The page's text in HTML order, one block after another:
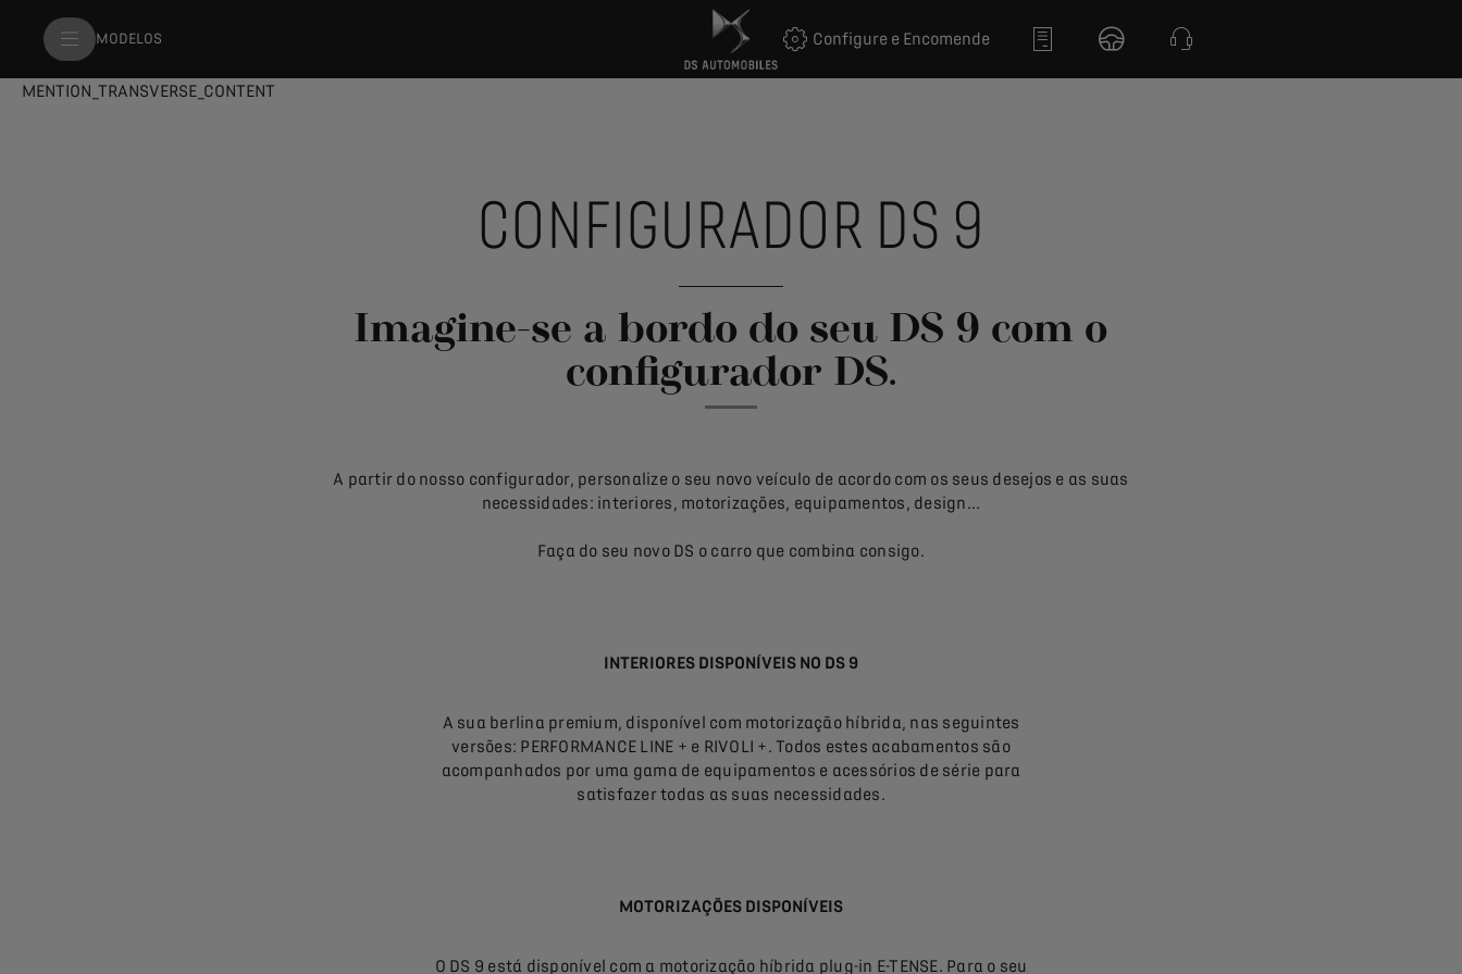
MODELOS Configure e Encomende
MENTION_TRANSVERSE_CONTENT
CONFIGURADOR DS 9
Imagine-se a bordo do seu DS 9 com o
configurador DS.
A partir do nosso configurador, personalize o seu novo veículo de acordo com os seus desejos e as suas
necessidades: interiores, motorizações, equipamentos, design...
Faça do seu novo DS o carro que combina consigo.
INTERIORES DISPONÍVEIS NO DS 9
A sua berlina premium, disponível com motorização híbrida, nas seguintes
versões: PERFORMANCE LINE + e RIVOLI +. Todos estes acabamentos são
acompanhados por uma gama de equipamentos e acessórios de série para
satisfazer todas as suas necessidades.
MOTORIZAÇÕES DISPONÍVEIS
O DS 9 está disponível com a motorização híbrida plug-in E-TENSE. Para o seu